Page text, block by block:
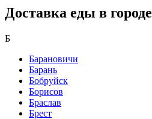
Доставка еды в городе
Б
Барановичи
Барань
Бобруйск
Борисов
Браслав
Брест